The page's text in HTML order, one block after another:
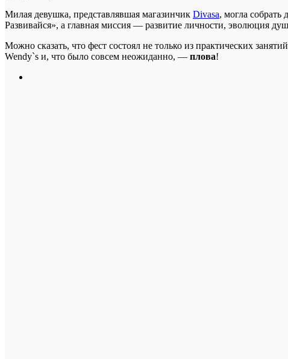
Милая девушка, представлявшая магазинчик Divasa, могла
Развивайся», а главная миссия — развитие личности, эволюция
Можно сказать, что фест состоял не только из практических
Wendy`s и, что было совсем неожиданно, — плова!